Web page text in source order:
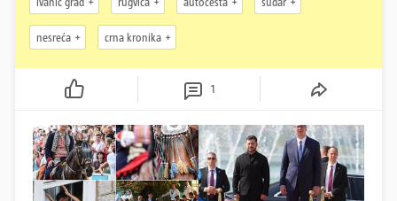
nesreća crna kronika
1